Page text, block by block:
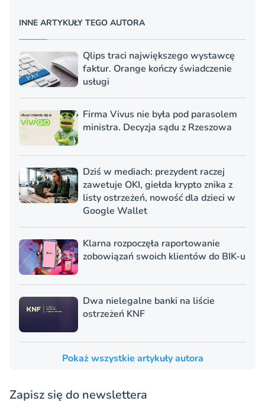
INNE ARTYKUŁY TEGO AUTORA
Qlips traci największego wystawcę
faktur. Orange kończy świadczenie
usługi
Firma Vivus nie była pod parasolem
ministra. Decyzja sądu z Rzeszowa
Dziś w mediach: prezydent raczej
zawetuje OKI, giełda krypto znika z
listy ostrzeżeń, nowość dla dzieci w
Google Wallet
Klarna rozpoczęła raportowanie
zobowiązań swoich klientów do BIK-u
Dwa nielegalne banki na liście
ostrzeżeń KNF
Pokaż wszystkie artykuły autora
Zapisz się do newslettera